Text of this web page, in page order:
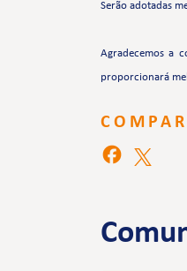
Serão adotadas
Agradecemos a
proporcionará